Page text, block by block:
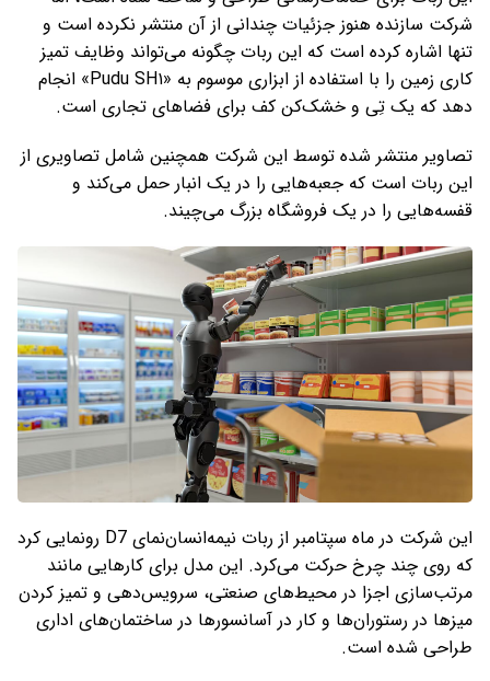
شرکت سازنده هنوز جزئیات چندانی از آن منتشر نکرده است و
تنها اشاره کرده است که این ربات چگونه می‌تواند وظایف تمیز
کاری زمین را با استفاده از ابزاری موسوم به «Pudu SH۱» انجام
دهد که یک تِی و خشک‌کن کف برای فضاهای تجاری است.
تصاویر منتشر شده توسط این شرکت همچنین شامل تصاویری از
این ربات است که جعبه‌هایی را در یک انبار حمل می‌کند و
قفسه‌هایی را در یک فروشگاه بزرگ می‌چیند.
این شرکت در ماه سپتامبر از ربات نیمه‌انسان‌نمای D7 رونمایی کرد
که روی چند چرخ حرکت می‌کرد. این مدل برای کارهایی مانند
مرتب‌سازی اجزا در محیط‌های صنعتی، سرویس‌دهی و تمیز کردن
میزها در رستوران‌ها و کار در آسانسورها در ساختمان‌های اداری
طراحی شده است.